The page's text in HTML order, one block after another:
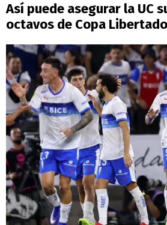
Así puede asegurar la UC
octavos de Copa